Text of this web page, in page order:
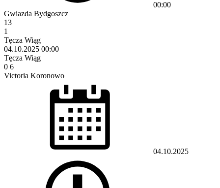
00:00
Gwiazda Bydgoszcz
13
1
Tęcza Wiąg
04.10.2025 00:00
Tęcza Wiąg
0 6
Victoria Koronowo
04.10.2025